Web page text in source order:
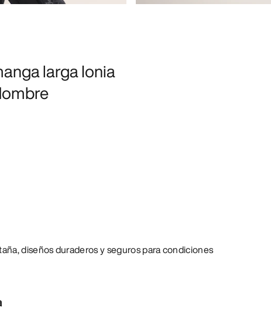
larga Ionia
diseños duraderos y seguros para condiciones